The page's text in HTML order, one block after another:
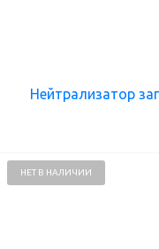
Нейтрализатор
НЕТ В НАЛИЧИИ